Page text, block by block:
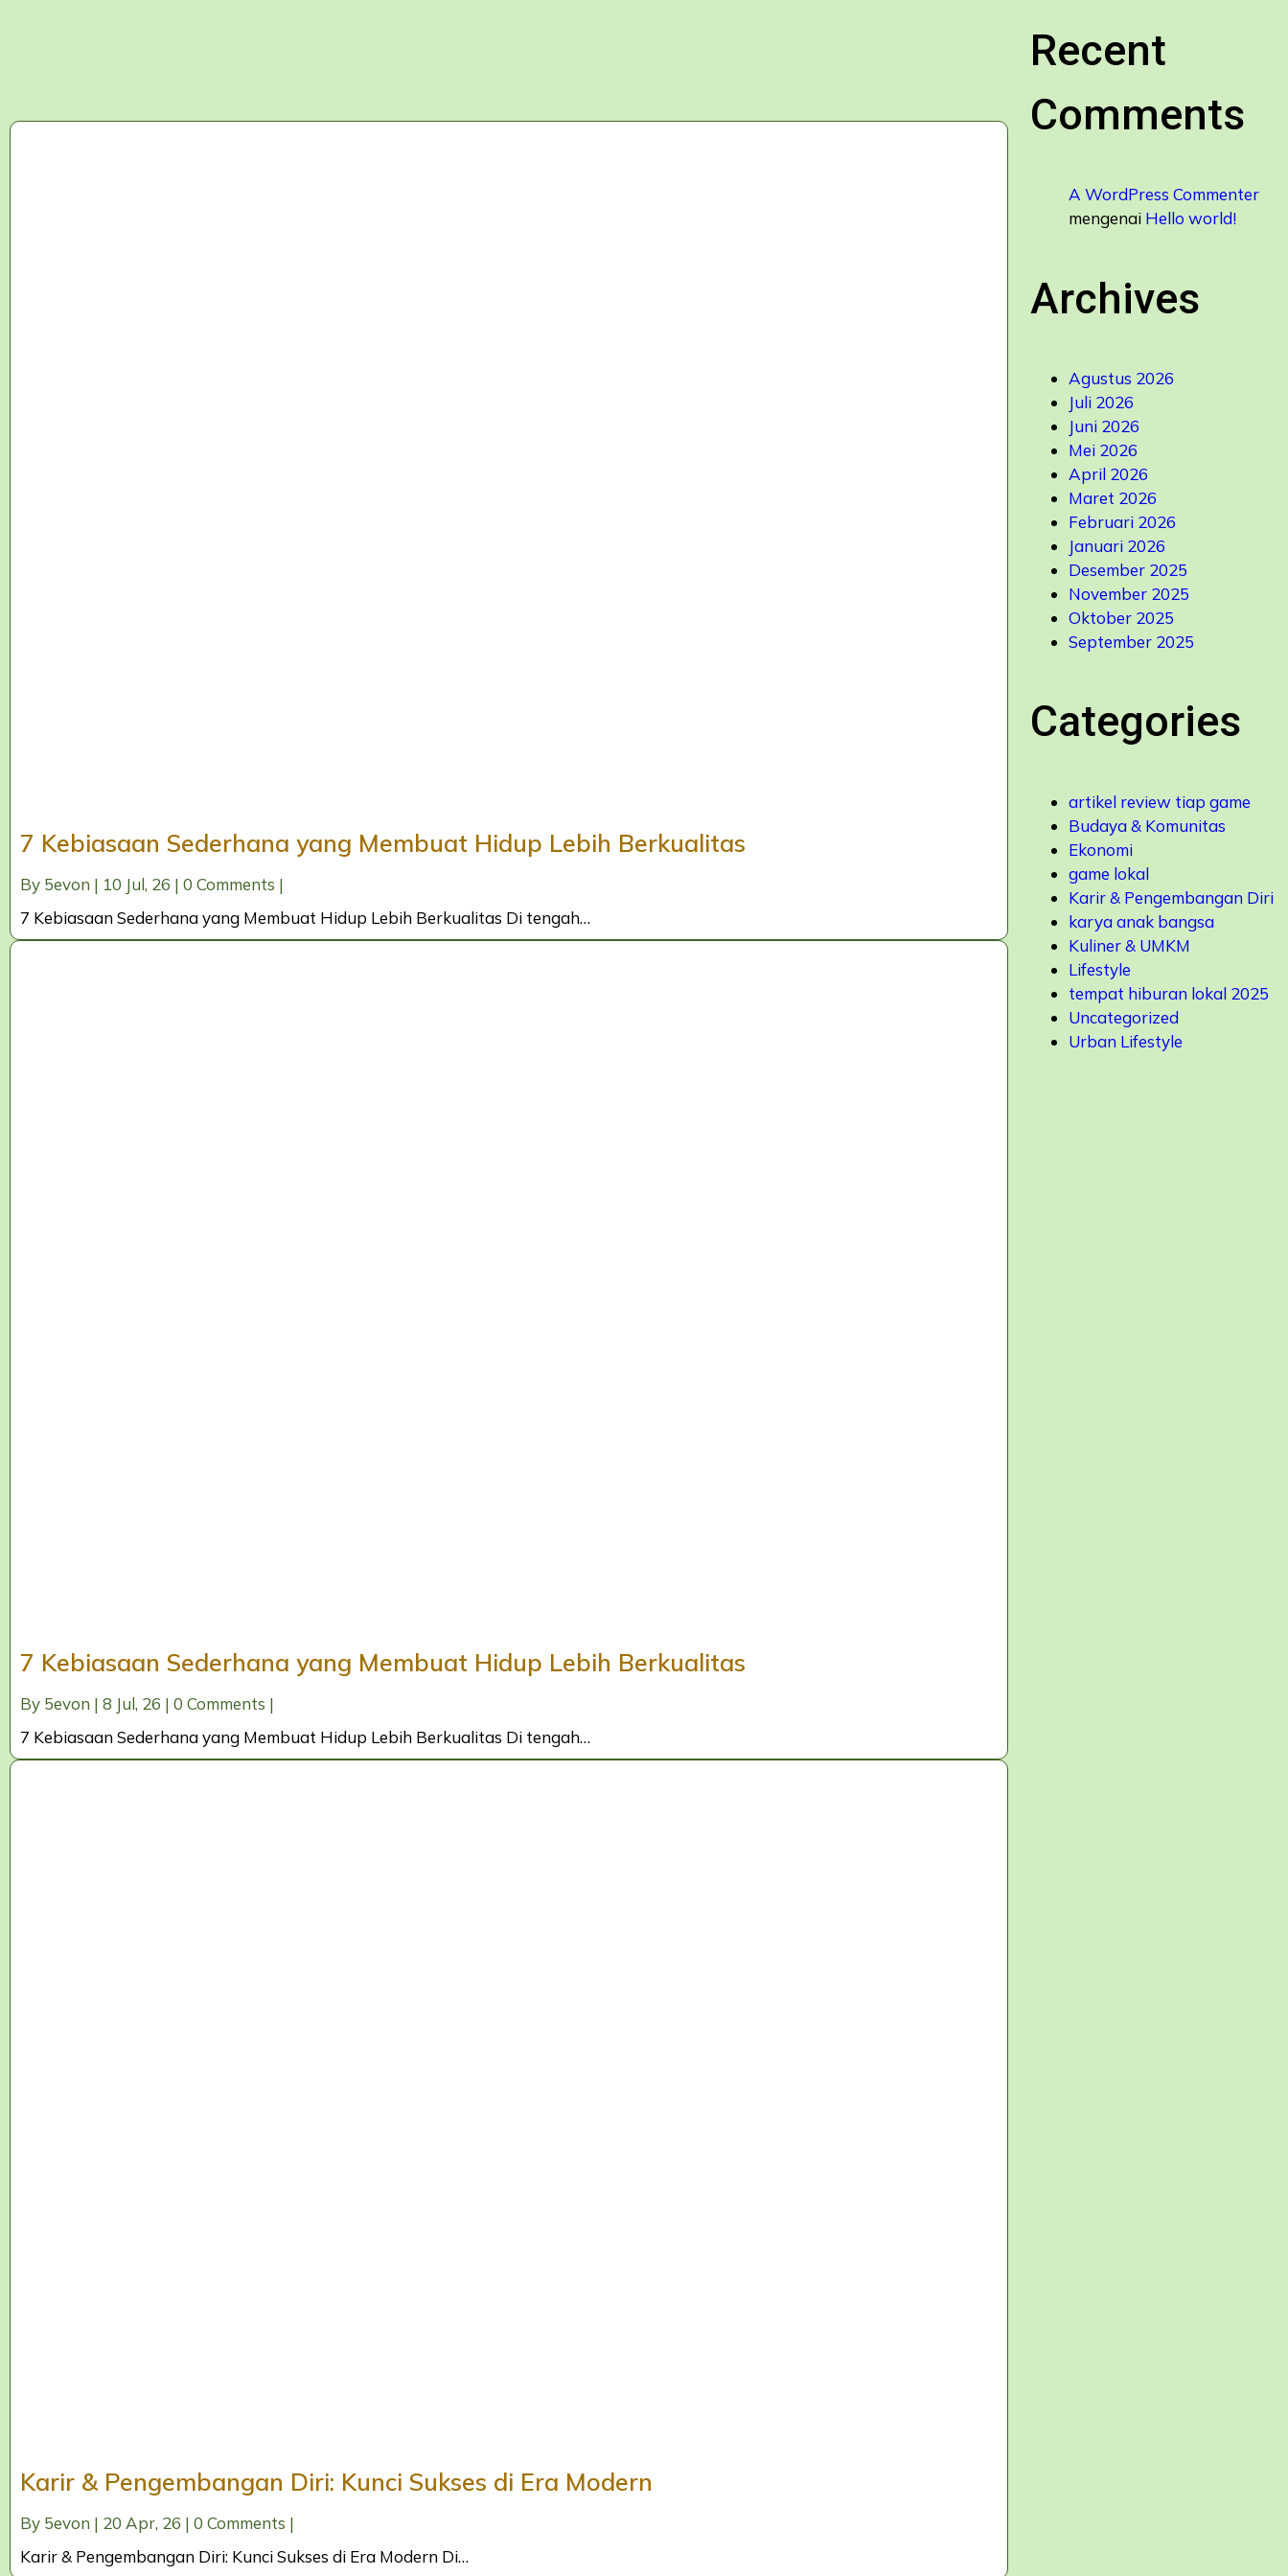
7 Kebiasaan Sederhana yang Membuat Hidup Lebih Berkualitas
By 5evon | 10 Jul, 26 | 0 Comments |
7 Kebiasaan Sederhana yang Membuat Hidup Lebih Berkualitas Di tengah…
7 Kebiasaan Sederhana yang Membuat Hidup Lebih Berkualitas
By 5evon | 8 Jul, 26 | 0 Comments |
7 Kebiasaan Sederhana yang Membuat Hidup Lebih Berkualitas Di tengah…
Karir & Pengembangan Diri: Kunci Sukses di Era Modern
By 5evon | 20 Apr, 26 | 0 Comments |
Karir & Pengembangan Diri: Kunci Sukses di Era Modern Di…
Recent
Comments
A WordPress Commenter
mengenai Hello world!
Archives
Agustus 2026
Juli 2026
Juni 2026
Mei 2026
April 2026
Maret 2026
Februari 2026
Januari 2026
Desember 2025
November 2025
Oktober 2025
September 2025
Categories
artikel review tiap game
Budaya & Komunitas
Ekonomi
game lokal
Karir & Pengembangan Diri
karya anak bangsa
Kuliner & UMKM
Lifestyle
tempat hiburan lokal 2025
Uncategorized
Urban Lifestyle